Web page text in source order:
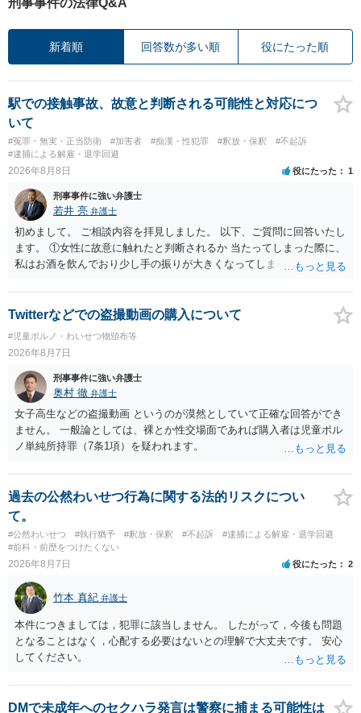
新着順 回答数が多い順 役にたった順
駅での接触事故、故意と判断される可能性と対応につ
いて
#冤罪・無実・正当防衛 #加害者 #痴漢・性犯罪 #釈放・保釈
#不起訴
#逮捕による解雇・退学回避
2026年8月8日 役にたった 1
刑事事件に強い弁護士
若井 亮 弁護士
初めまして。 ご相談内容を拝見しました。 以下、ご質問に回答いたし
ます。 ①女性に故意に触れたと判断されるか 当たってしまった際に、
私はお酒を飲んでおり少し手の振りが大きくなってしまっていたこと
いた場合、故意だと判定されやすいのでしょうか？ お伺いする限り、
故意があると判断されることは無いかと思います。 ②逮捕、呼び出し
捕、呼び出しされる可能性はどれほどでしょうか？ 誤って当たってし
まっただけであり、さらにその場で女性等のアクションが無かったこ
とからすると、この後に呼び出される可能性は極めて低いと思いま
す。 ③逮捕呼び出しまでの期間 大体どれほどの期間逮捕呼び出しの可
能性があると考えれば良いのでしょうか？ 逮捕や呼び出しの可能性は
極めて低いと思います。 連絡が来ることはないでしょう。
Twitterなどでの盗撮動画の購入について
#児童ポルノ・わいせつ物頒布等
2026年8月7日
刑事事件に強い弁護士
奥村 徹 弁護士
女子高生などの盗撮動画 というのが漠然としていて正確な回答ができ
ません。 一般論としては、裸とか性交場面であれば購入者は児童ポル
ノ単純所持罪（7条1項）を疑われます。
過去の公然わいせつ行為に関する法的リスクについ
て。
#公然わいせつ #執行猶予 #釈放・保釈 #不起訴
#逮捕による解雇・退学回避
#前科・前歴をつけたくない
2026年8月7日 役にたった 2
竹本 真紀 弁護士
本件につきましては，犯罪に該当しません。 したがって，今後も問題
となることはなく，心配する必要はないとの理解で大丈夫です。 安心
してください。
DMで未成年へのセクハラ発言は警察に捕まる可能性は